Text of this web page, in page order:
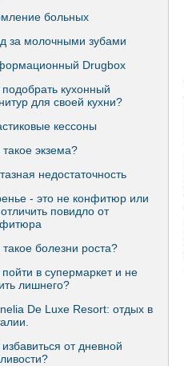
больных
за молочными зубами
Drugbox
подобрать кухонный
для своей кухни?
кессоны
такое экзема?
недостаточность
- это не конфитюр или
отличить повидло от
такое болезни роста?
пойти в супермаркет и не
лишнего?
De Luxe Resort: отдых в
избавиться от дневной